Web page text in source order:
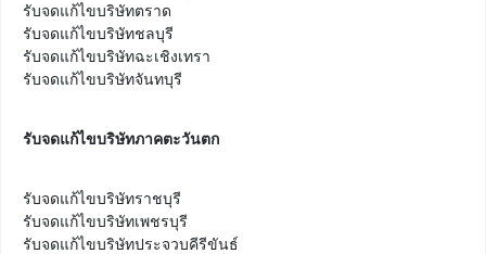
รับจดแก้ไขบริษัทตราด
รับจดแก้ไขบริษัทชลบุรี
รับจดแก้ไขบริษัทฉะเชิงเทรา
รับจดแก้ไขบริษัทจันทบุรี
รับจดแก้ไขบริษัทภาคตะวันตก
รับจดแก้ไขบริษัทราชบุรี
รับจดแก้ไขบริษัทเพชรบุรี
รับจดแก้ไขบริษัทประจวบคีรีขันธ์